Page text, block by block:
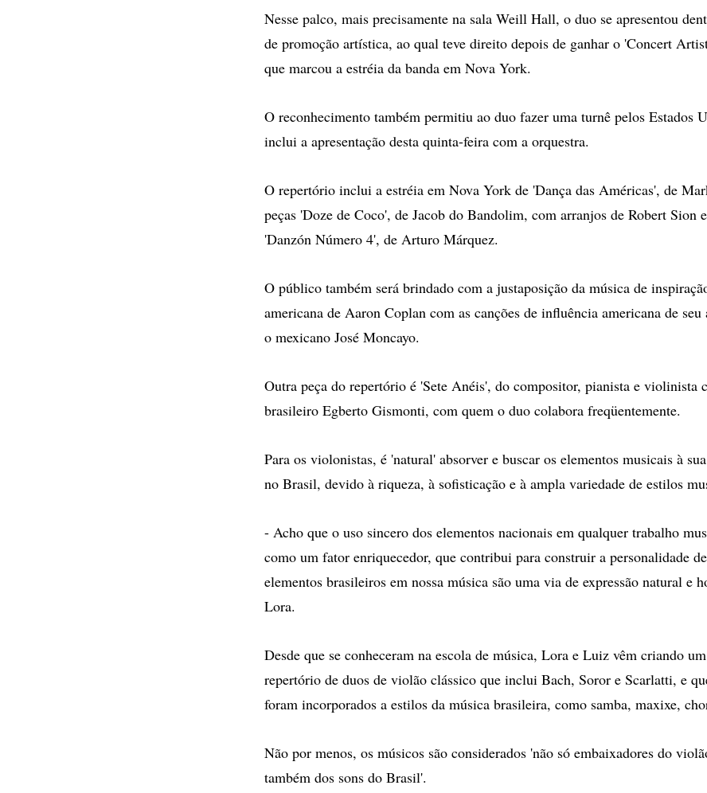
Nesse palco, mais precisamente na sala Weill Hall, o duo se apresentou
de promoção artística, ao qual teve direito depois de ganhar o 'Concert
que marcou a estréia da banda em Nova York.
O reconhecimento também permitiu ao duo fazer uma turnê pelos Estados
inclui a apresentação desta quinta-feira com a orquestra.
O repertório inclui a estréia em Nova York de 'Dança das Américas', de
peças 'Doze de Coco', de Jacob do Bandolim, com arranjos de Robert Sion
'Danzón Número 4', de Arturo Márquez.
O público também será brindado com a justaposição da música de
americana de Aaron Coplan com as canções de influência americana de
o mexicano José Moncayo.
Outra peça do repertório é 'Sete Anéis', do compositor, pianista e violinista
brasileiro Egberto Gismonti, com quem o duo colabora freqüentemente.
Para os violonistas, é 'natural' absorver e buscar os elementos musicais à
no Brasil, devido à riqueza, à sofisticação e à ampla variedade de estilos
- Acho que o uso sincero dos elementos nacionais em qualquer trabalho
como um fator enriquecedor, que contribui para construir a personalidade
elementos brasileiros em nossa música são uma via de expressão natural e
Lora.
Desde que se conheceram na escola de música, Lora e Luiz vêm criando
repertório de duos de violão clássico que inclui Bach, Soror e Scarlatti, e
foram incorporados a estilos da música brasileira, como samba, maxixe,
Não por menos, os músicos são considerados 'não só embaixadores do
também dos sons do Brasil'.